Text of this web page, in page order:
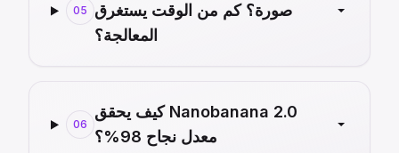
05
صورة؟ كم من الوقت يستغرق
المعالجة؟
06
كيف يحقق Nanobanana 2.0
معدل نجاح 98%؟